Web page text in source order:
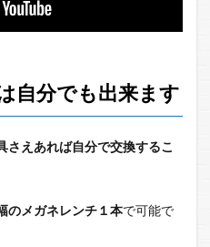
自分でも出来ます
さえあれば自分で交換するこ
のメガネレンチ１本で可能で